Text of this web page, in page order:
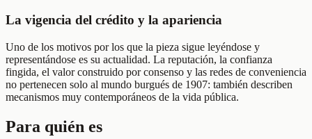
La vigencia del crédito y la apariencia
Uno de los motivos por los que la pieza sigue leyéndose y
representándose es su actualidad. La reputación, la confianza
fingida, el valor construido por consenso y las redes de conveniencia
no pertenecen solo al mundo burgués de 1907: también describen
mecanismos muy contemporáneos de la vida pública.
Para quién es